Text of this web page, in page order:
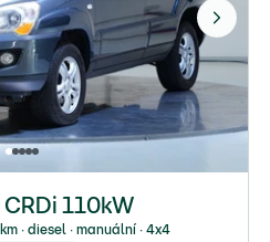
110kW
∙ diesel ∙ manuální ∙ 4x4